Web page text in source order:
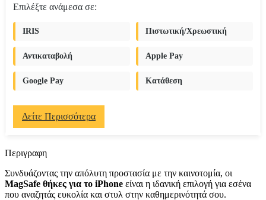
Επιλέξτε ανάμεσα σε:
IRIS Πιστωτική/Χρεωστική
Αντικαταβολή Apple Pay
Google Pay Κατάθεση
Δείτε Περισσότερα
Περιγραφη
Συνδυάζοντας την απόλυτη προστασία με την καινοτομία, οι
MagSafe θήκες για το iPhone είναι η ιδανική επιλογή για εσένα
που αναζητάς ευκολία και στυλ στην καθημερινότητά σου.